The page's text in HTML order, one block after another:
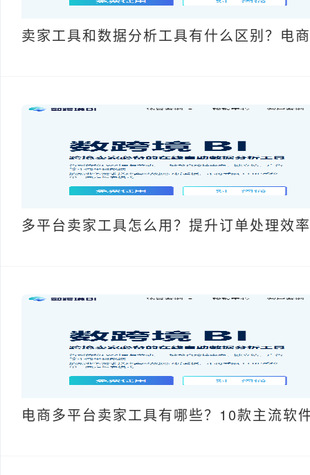
卖家工具和数据分析工具有什么区别？电
多平台卖家工具怎么用？提升订单处理效
电商多平台卖家工具有哪些？10款主流软